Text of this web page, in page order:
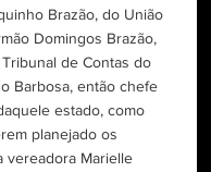
Brazão, do União
Domingos Brazão,
de Contas do
Barbosa, então chefe
estado, como
planejado os
vereadora Marielle